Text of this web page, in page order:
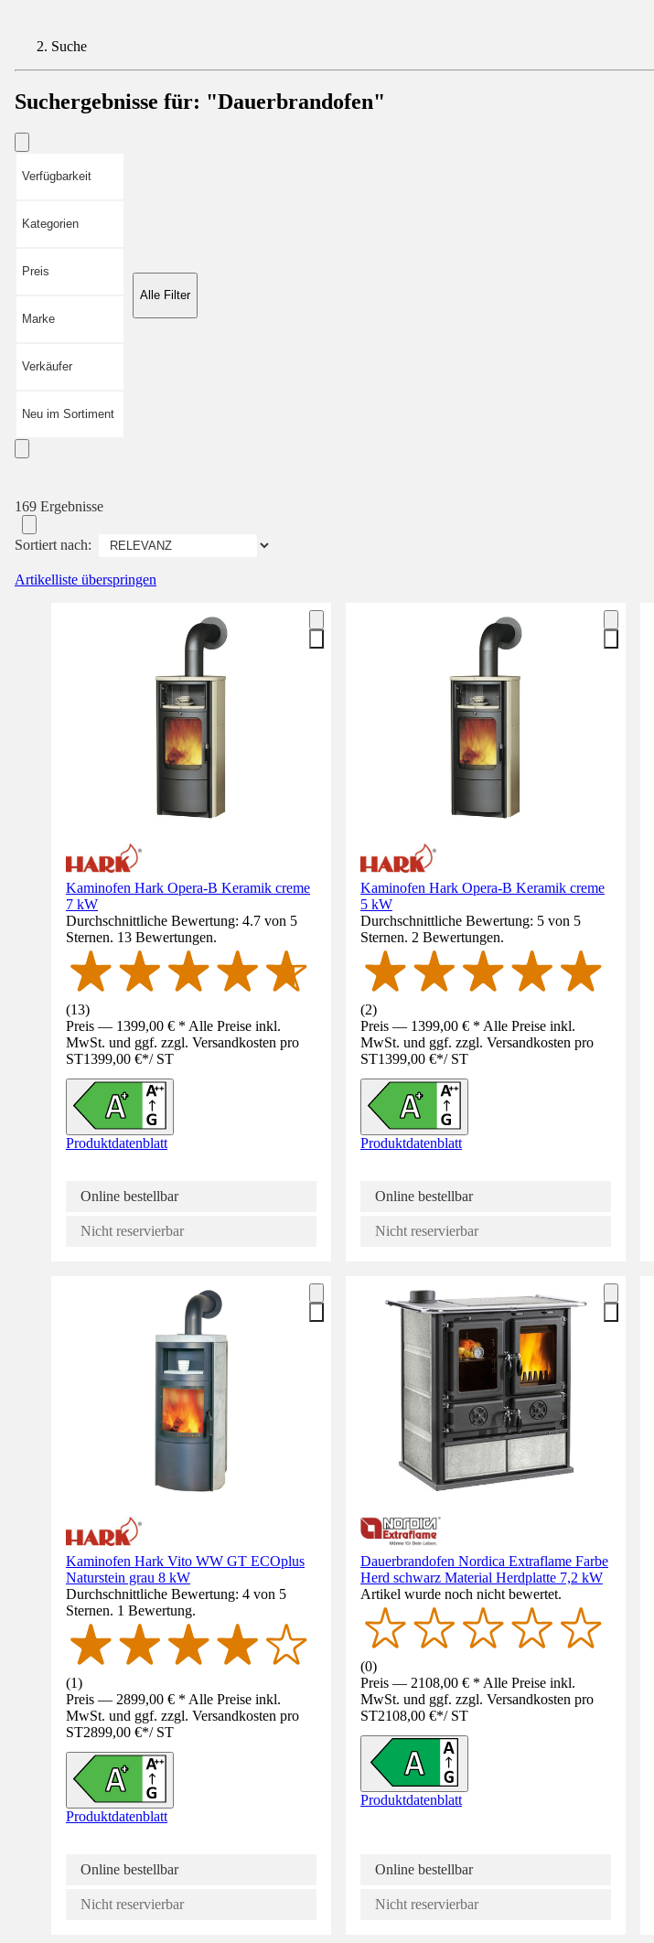
Suche
Suchergebnisse für: "Dauerbrandofen"
Verfügbarkeit
Kategorien
Preis
Marke
Verkäufer
Neu im Sortiment
Alle Filter
169 Ergebnisse
Sortiert nach:
Artikelliste überspringen
Kaminofen Hark Opera-B Keramik creme
7 kW
Durchschnittliche Bewertung: 4.7 von 5
Sternen. 13 Bewertungen.
(13)
Preis — 1399,00 € * Alle Preise inkl.
MwSt. und ggf. zzgl. Versandkosten pro
ST1399,00 €*/ ST
Produktdatenblatt
Online bestellbar
Nicht reservierbar
Kaminofen Hark Opera-B Keramik creme
5 kW
Durchschnittliche Bewertung: 5 von 5
Sternen. 2 Bewertungen.
(2)
Preis — 1399,00 € * Alle Preise inkl.
MwSt. und ggf. zzgl. Versandkosten pro
ST1399,00 €*/ ST
Produktdatenblatt
Online bestellbar
Nicht reservierbar
Kaminofen Hark Vito WW GT ECOplus
Naturstein grau 8 kW
Durchschnittliche Bewertung: 4 von 5
Sternen. 1 Bewertung.
(1)
Preis — 2899,00 € * Alle Preise inkl.
MwSt. und ggf. zzgl. Versandkosten pro
ST2899,00 €*/ ST
Produktdatenblatt
Online bestellbar
Nicht reservierbar
Dauerbrandofen Nordica Extraflame Farbe
Herd schwarz Material Herdplatte 7,2 kW
Artikel wurde noch nicht bewertet.
(0)
Preis — 2108,00 € * Alle Preise inkl.
MwSt. und ggf. zzgl. Versandkosten pro
ST2108,00 €*/ ST
Produktdatenblatt
Online bestellbar
Nicht reservierbar